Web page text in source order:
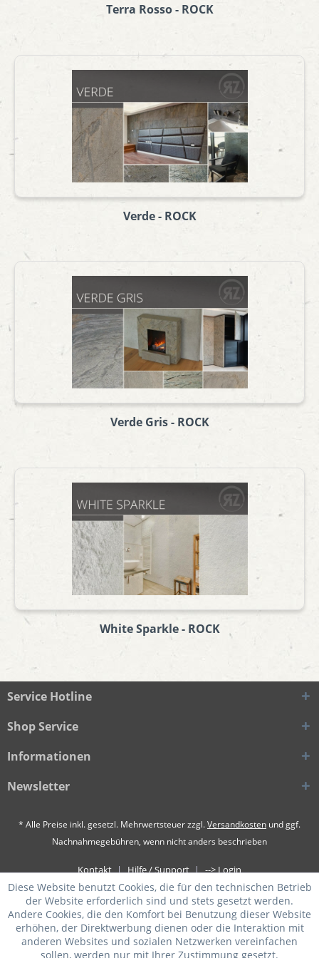
Terra Rosso - ROCK
Verde - ROCK
Verde Gris - ROCK
White Sparkle - ROCK
Service Hotline
Shop Service
Informationen
Newsletter
* Alle Preise inkl. gesetzl. Mehrwertsteuer zzgl.Versandkosten und ggf.
Nachnahmegebühren, wenn nicht anders beschrieben
Kontakt Hilfe / Support --> Login
Diese Website benutzt Cookies, die für den technischen Betrieb
der Website erforderlich sind und stets gesetzt werden.
Andere Cookies, die den Komfort bei Benutzung dieser Website
erhöhen, der Direktwerbung dienen oder die Interaktion mit
anderen Websites und sozialen Netzwerken vereinfachen
sollen, werden nur mit Ihrer Zustimmung gesetzt.